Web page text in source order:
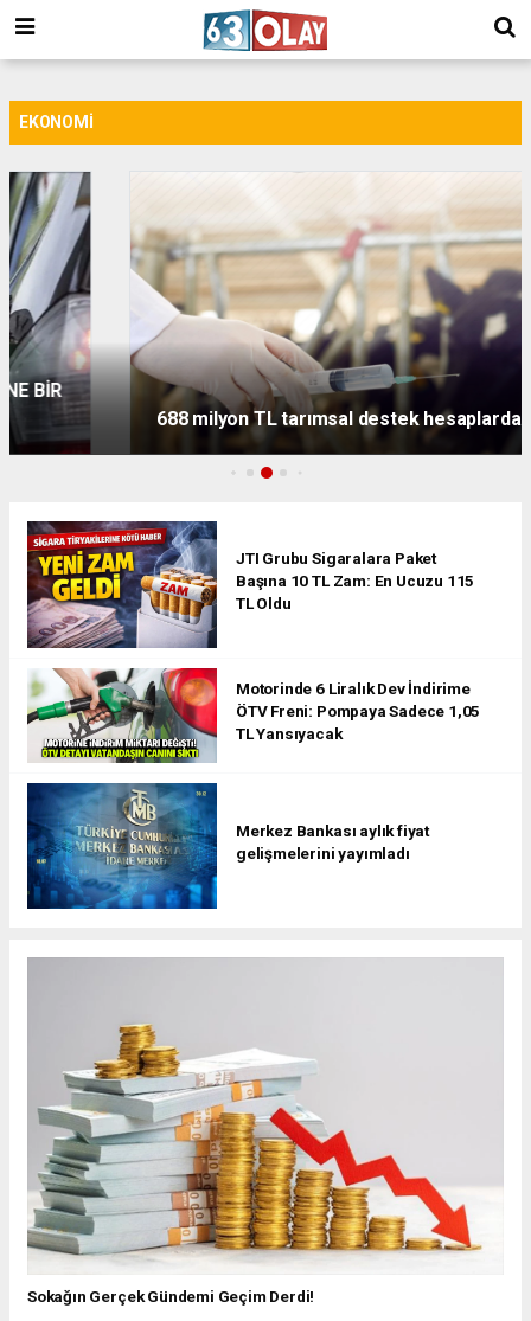
EKONOMI
688 milyon TL tarımsal destek hesaplarda
JTI Grubu Sigaralara Paket
Başına 10 TL Zam: En Ucuzu 115
TL Oldu
Motorinde 6 Liralık Dev İndirime
ÖTV Freni: Pompaya Sadece 1,05
TL Yansıyacak
Merkez Bankası aylık fiyat
gelişmelerini yayımladı
Sokağın Gerçek Gündemi Geçim Derdi!